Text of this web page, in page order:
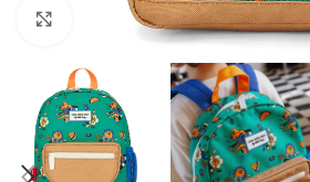
Click to enlarge